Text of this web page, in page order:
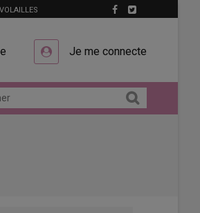
VOLAILLES
Je me connecte